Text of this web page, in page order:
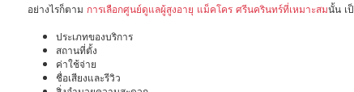
อย่างไรก็ตาม การเลือกศูนย์ดูแลผู้สูงอายุ แม็คโคร ศรีนครินทร์ที่เหมาะสมนั้น เ
ประเภทของบริการ
สถานที่ตั้ง
ค่าใช้จ่าย
ชื่อเสียงและรีวิว